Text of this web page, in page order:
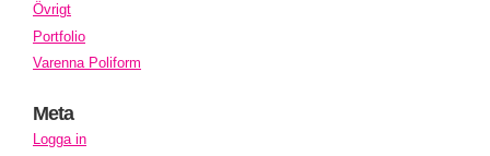
Övrigt
Portfolio
Varenna Poliform
Meta
Logga in